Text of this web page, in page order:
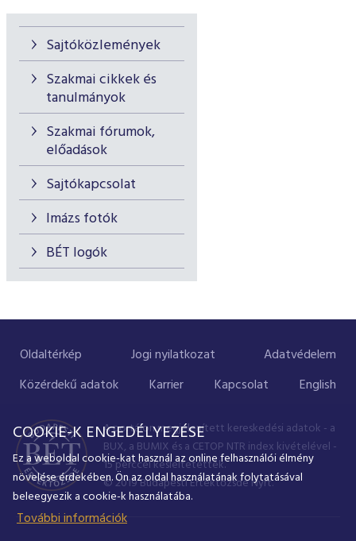
Sajtóközlemények
Szakmai cikkek és
tanulmányok
Szakmai fórumok,
előadások
Sajtókapcsolat
Imázs fotók
BÉT logók
Oldaltérkép Jogi nyilatkozat
Adatvédelem
Közérdekű adatok
Karrier Kapcsolat English
A portálon megjelenített kereskedési adatok - a
BUX, a BUMIX és a CETOP NTR index kivételével -
15 perccel késleltetettek.
© 2019 Budapesti Értéktőzsde Nyrt.
COOKIE-K ENGEDÉLYEZÉSE
Ez a weboldal cookie-kat használ az online felhasználói élmény
növelése érdekében. Ön az oldal használatának folytatásával
beleegyezik a cookie-k használatába.
További információk